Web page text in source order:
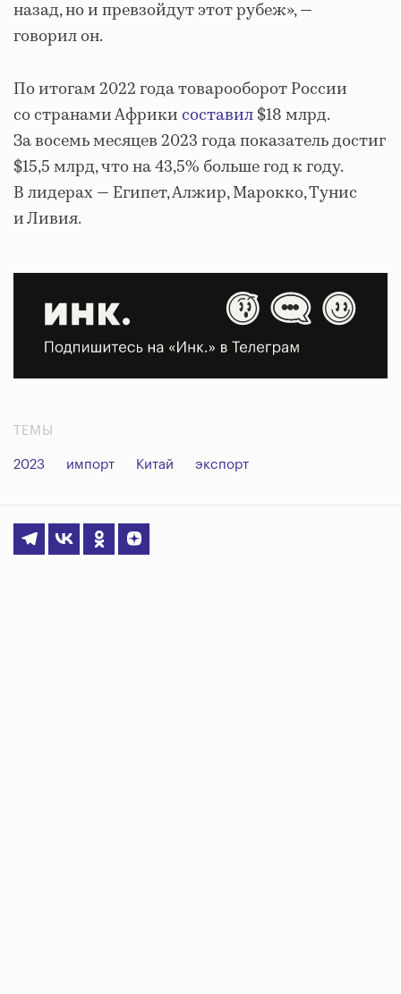
назад, но и превзойдут этот рубеж», —
говорил он.
По итогам 2022 года товарооборот России
со странами Африкисоставил$18 млрд.
За восемь месяцев 2023 года показатель достиг
$15,5 млрд, что на 43,5% больше год к году.
В лидерах — Египет, Алжир, Марокко, Тунис
и Ливия.
ТЕМЫ
2023 импорт Китай экспорт